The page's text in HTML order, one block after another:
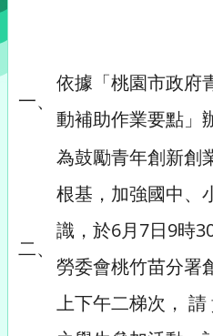
一、
依據「桃園市政府
動補助作業要點」
二、
為鼓勵青年創新創
根基，加強國中、
識，於6月7日9時
勞委會桃竹苗分署
上下午二梯次，